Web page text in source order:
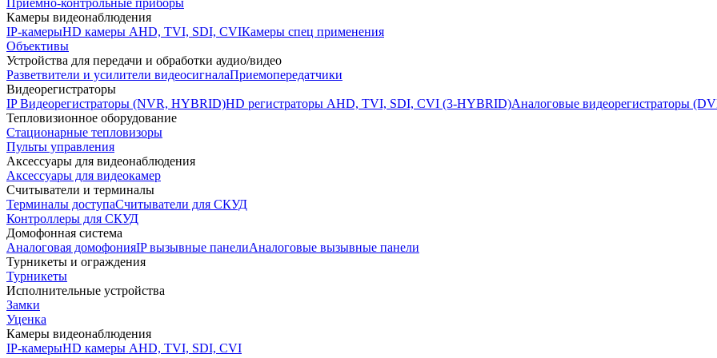
Приемно-контрольные приборы
Камеры видеонаблюдения
IP-камерыHD камеры AHD, TVI, SDI, CVIКамеры спец применения
Объективы
Устройства для передачи и обработки аудио/видео
Разветвители и усилители видеосигналаПриемопередатчики
Видеорегистраторы
IP Видеорегистраторы (NVR, HYBRID)HD регистраторы AHD, TVI, SDI, CVI (3-HYBRID)Аналоговые видеорегистраторы
Тепловизионное оборудование
Стационарные тепловизоры
Пульты управления
Аксессуары для видеонаблюдения
Аксессуары для видеокамер
Считыватели и терминалы
Терминалы доступаСчитыватели для СКУД
Контроллеры для СКУД
Домофонная система
Аналоговая домофонияIP вызывные панелиАналоговые вызывные панели
Турникеты и ограждения
Турникеты
Исполнительные устройства
Замки
Уценка
Камеры видеонаблюдения
IP-камерыHD камеры AHD, TVI, SDI, CVI